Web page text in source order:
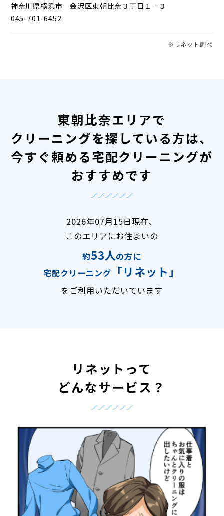
神奈川県横浜市 金沢区東朝比奈３丁目１－３
045-701-6452
※リネット調べ
東朝比奈エリアで
クリーニングを探している方は、
今すぐ頼める宅配クリーニングが
おすすめです
2026年07月15日現在、
このエリアにお住まいの
約53人の方に
宅配クリーニング
「リネット」
をご利用いただいています
リネットって
どんなサービス？